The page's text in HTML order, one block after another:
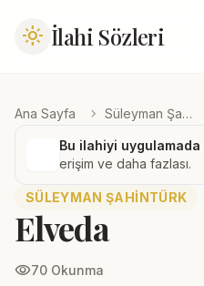
light_mode İlahi Sözleri
Ana Sayfa chevron_right Süleyman Şahintürk
Bu ilahiyi uygulamada
erişim ve daha fazlası.
SÜLEYMAN ŞAHINTÜRK
Elveda
visibility70 Okunma